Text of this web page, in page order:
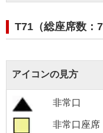
T71（総座席数：
アイコンの見方
非常口
非常口座席